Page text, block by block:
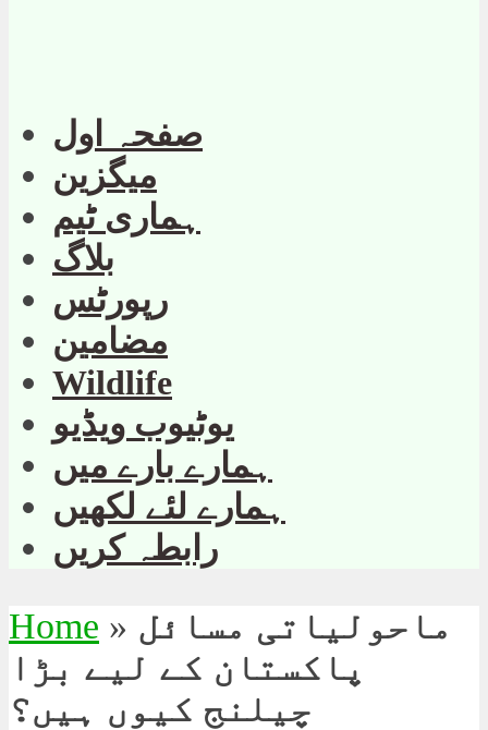
صفحہ اول
میگزین
ہماری ٹیم
بلاگ
رپورٹس
مضامین
Wildlife
یوٹیوب ویڈیو
ہمارے بارے میں
ہمارے لئے لکھیں
رابطہ کریں
Home » ماحولیاتی مسائل
پاکستان کے لیے بڑا
چیلنج کیوں ہیں؟